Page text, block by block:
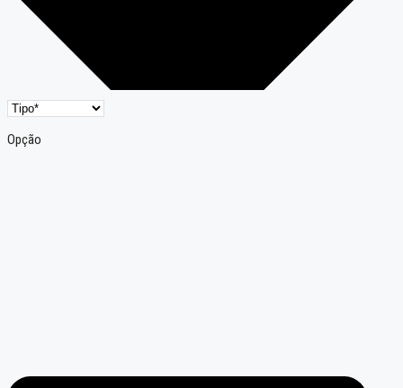
Opção